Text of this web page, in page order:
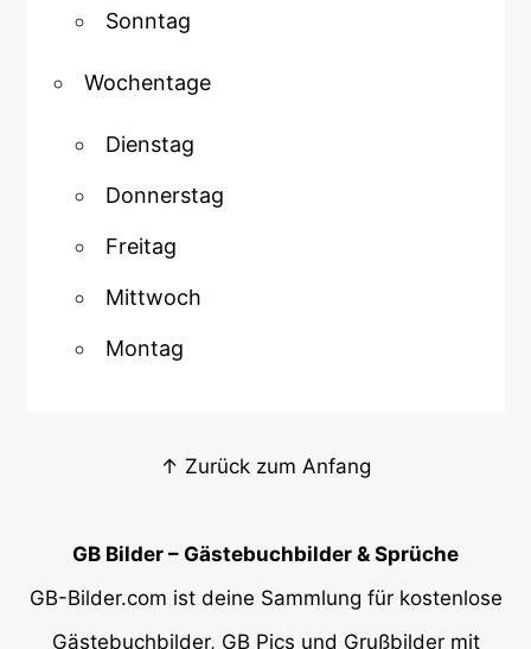
Sonntag
Wochentage
Dienstag
Donnerstag
Freitag
Mittwoch
Montag
↑ Zurück zum Anfang
GB Bilder – Gästebuchbilder & Sprüche
GB-Bilder.com ist deine Sammlung für kostenlose
Gästebuchbilder, GB Pics und Grußbilder mit